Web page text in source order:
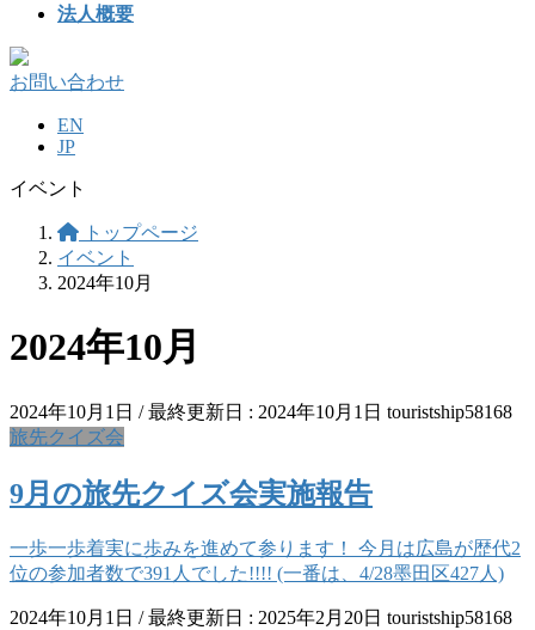
法人概要
お問い合わせ
EN
JP
イベント
トップページ
イベント
2024年10月
2024年10月
2024年10月1日 / 最終更新日 : 2024年10月1日 touristship58168
旅先クイズ会
9月の旅先クイズ会実施報告
一歩一歩着実に歩みを進めて参ります！ 今月は広島が歴代2
位の参加者数で391人でした!!!! (一番は、4/28墨田区427人)
2024年10月1日 / 最終更新日 : 2025年2月20日 touristship58168